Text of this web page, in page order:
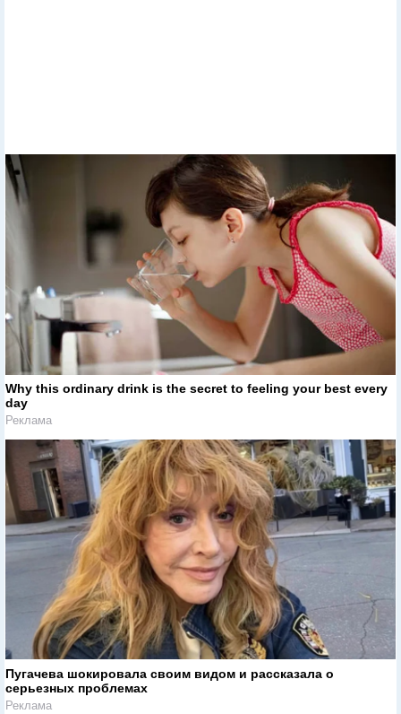
Why this ordinary drink is the secret to feeling your best every
day
Реклама
Пугачева шокировала своим видом и рассказала о
серьезных проблемах
Реклама